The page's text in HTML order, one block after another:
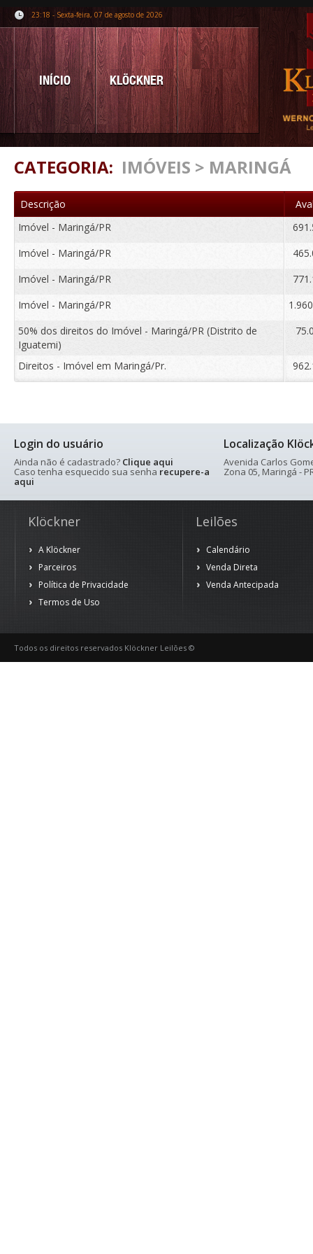
23:18 - Sexta-feira, 07 de agosto de 2026
INÍCIO KLÖCKNER
CATEGORIA: IMÓVEIS > MARINGÁ
Descrição
Imóvel - Maringá/PR
Imóvel - Maringá/PR
Imóvel - Maringá/PR
Imóvel - Maringá/PR
50% dos direitos do Imóvel - Maringá/PR (Distrito de
Iguatemi)
Direitos - Imóvel em Maringá/Pr.
Login do usuário
Ainda não é cadastrado? Clique aqui
Caso tenha esquecido sua senha recupere-a
aqui
Localização
Avenida Carlos
Zona 05, Maringá -
Klöckner
A Klöckner
Parceiros
Política de Privacidade
Termos de Uso
Leilões
Calendário
Venda Direta
Venda Antecipada
Todos os direitos reservados Klöckner Leilões ©